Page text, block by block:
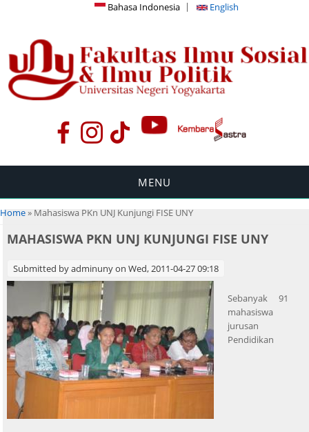
Bahasa Indonesia English
MENU
You are here
Home» Mahasiswa PKn UNJ Kunjungi FISE UNY
MAHASISWA PKN UNJ KUNJUNGI FISE UNY
Submitted byadminunyon Wed, 2011-04-27 09:18
Sebanyak 91
mahasiswa
jurusan
Pendidikan